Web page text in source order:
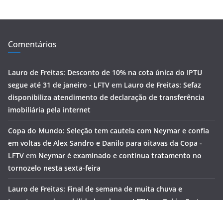
Comentários
Lauro de Freitas: Desconto de 10% na cota única do IPTU
segue até 31 de janeiro - LFTV em Lauro de Freitas: Sefaz
disponibiliza atendimento de declaração de transferência
imobiliária pela internet
Copa do Mundo: Seleção tem cautela com Neymar e confia
em voltas de Alex Sandro e Danilo para oitavas da Copa -
LFTV em Neymar é examinado e continua tratamento no
tornozelo nesta sexta-feira
Lauro de Freitas: Final de semana de muita chuva e